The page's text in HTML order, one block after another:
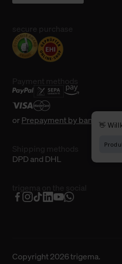
orPrepayment by bank transfer
DPD and DHL
Copyright 2026 trigema.